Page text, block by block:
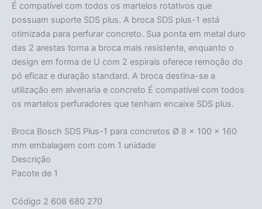
É compatível com todos os martelos rotativos que
possuam suporte SDS plus. A broca SDS plus-1 está
otimizada para perfurar concreto. Sua ponta em metal duro
das 2 arestas torna a broca mais resistente, enquanto o
design em forma de U com 2 espirais oferece remoção do
pó eficaz e duração standard. A broca destina-se a
utilização em alvenaria e concreto É compatível com todos
os martelos perfuradores que tenham encaixe SDS plus.
Broca Bosch SDS Plus-1 para concretos Ø 8 x 100 x 160
mm embalagem com com 1 unidade
Descrição
Pacote de 1
Código 2 608 680 270